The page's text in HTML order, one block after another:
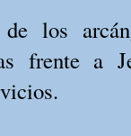
los
frente a